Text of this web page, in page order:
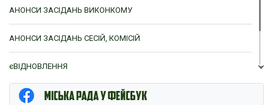
АНОНСИ ЗАСІДАНЬ ВИКОНКОМУ
АНОНСИ ЗАСІДАНЬ СЕСІЙ, КОМІСІЙ
єВІДНОВЛЕННЯ
ЦНАП м. Ромни